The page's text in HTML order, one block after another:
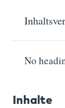
No
Inhalte